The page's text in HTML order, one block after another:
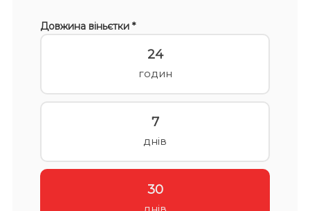
Довжина віньєтки *
24
годин
7
днів
30